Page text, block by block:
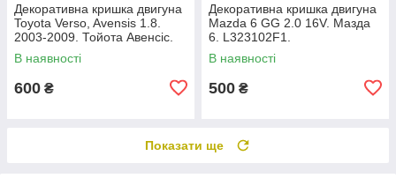
Декоративна кришка двигуна
Toyota Verso, Avensis 1.8.
2003-2009. Тойота Авенсіс.
112120D080.
В наявності
600 ₴
Декоративна кришка двигуна
Mazda 6 GG 2.0 16V. Мазда
6. L323102F1.
В наявності
500 ₴
Показати ще